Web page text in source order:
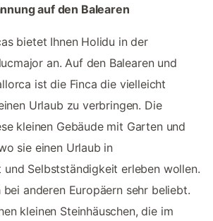
auf den Balearen
bietet Ihnen Holidu in der
an. Auf den Balearen und
ist die Finca die vielleicht
Urlaub zu verbringen. Die
kleinen Gebäude mit Garten und
sie einen Urlaub in
und Selbstständigkeit erleben wollen.
bei anderen Europäern sehr beliebt.
kleinen Steinhäuschen, die im